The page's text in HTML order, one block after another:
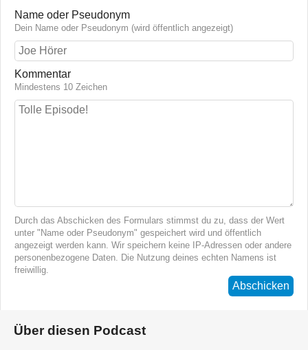
Name oder Pseudonym
Dein Name oder Pseudonym (wird öffentlich angezeigt)
Kommentar
Mindestens 10 Zeichen
Durch das Abschicken des Formulars stimmst du zu, dass der Wert
unter "Name oder Pseudonym" gespeichert wird und öffentlich
angezeigt werden kann. Wir speichern keine IP-Adressen oder andere
personenbezogene Daten. Die Nutzung deines echten Namens ist
freiwillig.
Abschicken
Über diesen Podcast